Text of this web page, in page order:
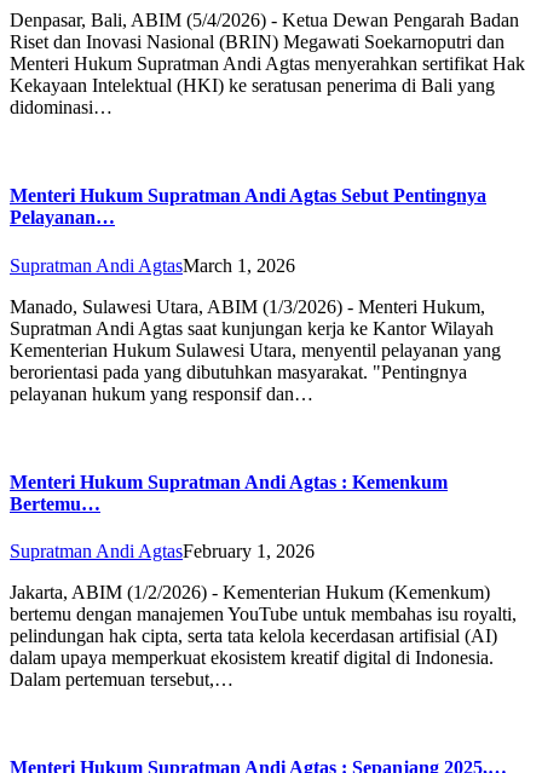
Denpasar, Bali, ABIM (5/4/2026) - Ketua Dewan Pengarah Badan
Riset dan Inovasi Nasional (BRIN) Megawati Soekarnoputri dan
Menteri Hukum Supratman Andi Agtas menyerahkan sertifikat Hak
Kekayaan Intelektual (HKI) ke seratusan penerima di Bali yang
didominasi…
Menteri Hukum Supratman Andi Agtas Sebut Pentingnya
Pelayanan…
Supratman Andi AgtasMarch 1, 2026
Manado, Sulawesi Utara, ABIM (1/3/2026) - Menteri Hukum,
Supratman Andi Agtas saat kunjungan kerja ke Kantor Wilayah
Kementerian Hukum Sulawesi Utara, menyentil pelayanan yang
berorientasi pada yang dibutuhkan masyarakat. "Pentingnya
pelayanan hukum yang responsif dan…
Menteri Hukum Supratman Andi Agtas : Kemenkum
Bertemu…
Supratman Andi AgtasFebruary 1, 2026
Jakarta, ABIM (1/2/2026) - Kementerian Hukum (Kemenkum)
bertemu dengan manajemen YouTube untuk membahas isu royalti,
pelindungan hak cipta, serta tata kelola kecerdasan artifisial (AI)
dalam upaya memperkuat ekosistem kreatif digital di Indonesia.
Dalam pertemuan tersebut,…
Menteri Hukum Supratman Andi Agtas : Sepanjang 2025,…